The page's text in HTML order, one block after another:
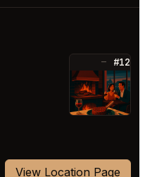
#12
—
⭐
View Location Page